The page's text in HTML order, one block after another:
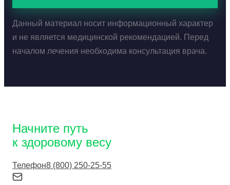
Данный материал носит информационный характер
и не является медицинской рекомендацией. Перед
началом лечения необходима консультация врача.
Начните путь
к здоровому весу
Телефон8 (800) 250-25-55